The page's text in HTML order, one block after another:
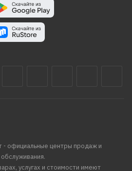
официальные центры продаж и
обслуживания.
услугах и стоимости имеют